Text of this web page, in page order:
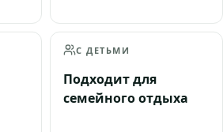
С ДЕТЬМИ
Подходит для
семейного отдыха